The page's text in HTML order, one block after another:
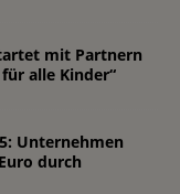
mit Partnern
alle Kinder“
Unternehmen
durch